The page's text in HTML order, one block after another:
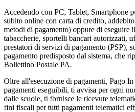
Accedendo con PC, Tablet, Smartphone
subito online con carta di credito,
metodi di pagamento) oppure di eseguire
tabaccherie, sportelli bancari autorizzati,
prestatori di servizi di pagamento (PSP),
pagamento predisposto dal sistema, che
Bollettino Postale PA.
Oltre all'esecuzione di pagamenti, Pago
pagamenti eseguibili, ti avvisa per ogni
dalle scuole, ti fornisce le ricevute
fini fiscali per tutti pagamenti telematici